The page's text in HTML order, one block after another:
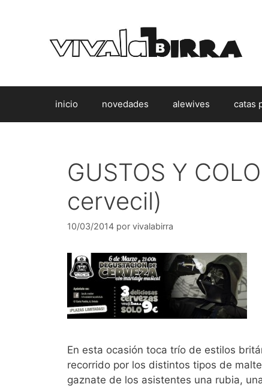
inicio novedades alewives catas
GUSTOS Y
cervecil)
10/03/2014 por vivalabirra
En esta ocasión toca trío de estilos
recorrido por los distintos tipos de
gaznate de los asistentes una rubia,